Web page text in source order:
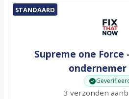
STANDAARD
Supreme one
ondernemer
3 verzonden